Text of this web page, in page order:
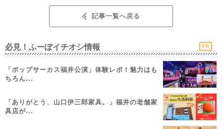
記事一覧へ戻る
必見！ふーぽイチオシ情報 PR
「ポップサーカス福井公演」体験レポ！魅力はも
ちろん...
「ありがとう、山口伊三郎家具。」福井の老舗家
具店が...